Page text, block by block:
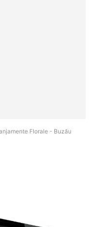
Florale - Buzău